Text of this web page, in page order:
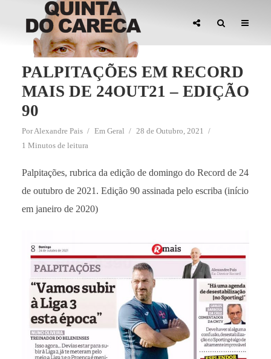
PALPITAÇÕES EM RECORD
MAIS DE 24OUT21 – EDIÇÃO
90
PorAlexandre Pais Em Geral
28 de Outubro, 2021
1 Minutos de leitura
Palpitações, rubrica da edição de domingo do Record de 24
de outubro de 2021. Edição 90 assinada pelo escriba (início
em janeiro de 2020)